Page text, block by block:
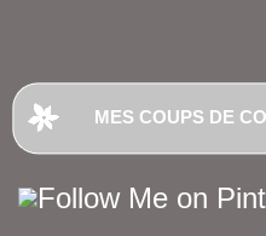
MES COUPS DE